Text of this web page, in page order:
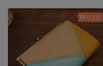
残り1点